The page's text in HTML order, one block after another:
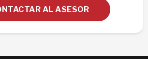
AL ASESOR